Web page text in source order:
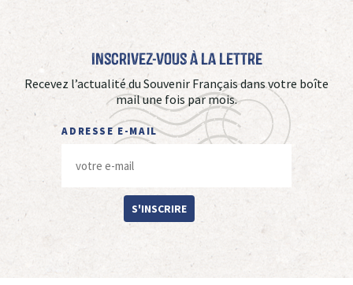
Inscrivez-vous à La Lettre
Recevez l’actualité du Souvenir Français dans votre boîte
mail une fois par mois.
ADRESSE E-MAIL
S'INSCRIRE